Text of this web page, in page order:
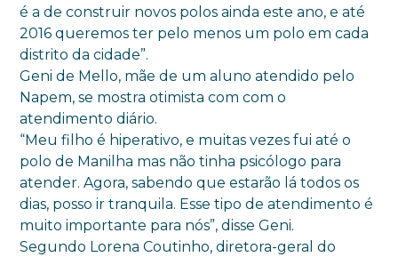
é a de construir novos polos ainda este ano, e até
2016 queremos ter pelo menos um polo em cada
distrito da cidade”.
Geni de Mello, mãe de um aluno atendido pelo
Napem, se mostra otimista com com o
atendimento diário.
“Meu filho é hiperativo, e muitas vezes fui até o
polo de Manilha mas não tinha psicólogo para
atender. Agora, sabendo que estarão lá todos os
dias, posso ir tranquila. Esse tipo de atendimento é
muito importante para nós”, disse Geni.
Segundo Lorena Coutinho, diretora-geral do